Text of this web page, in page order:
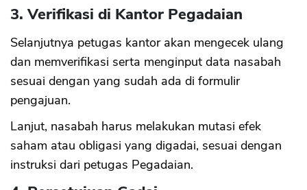
3. Verifikasi di Kantor Pegadaian
Selanjutnya petugas kantor akan mengecek ulang
dan memverifikasi serta menginput data nasabah
sesuai dengan yang sudah ada di formulir
pengajuan.
Lanjut, nasabah harus melakukan mutasi efek
saham atau obligasi yang digadai, sesuai dengan
instruksi dari petugas Pegadaian.